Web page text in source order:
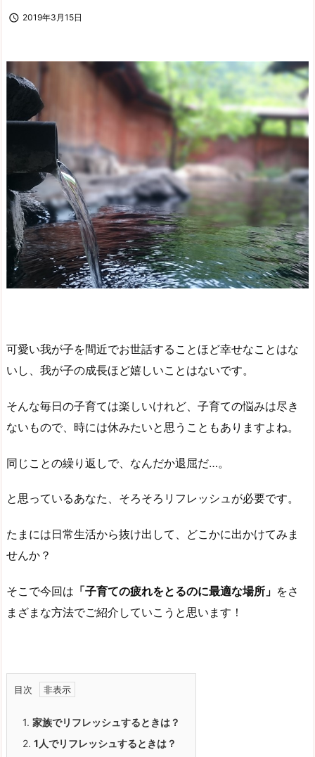
 2019年3月15日
可愛い我が子を間近でお世話することほど幸せなことはな
いし、我が子の成長ほど嬉しいことはないです。
そんな毎日の子育ては楽しいけれど、子育ての悩みは尽き
ないもので、時には休みたいと思うこともありますよね。
同じことの繰り返しで、なんだか退屈だ…。
と思っているあなた、そろそろリフレッシュが必要です。
たまには日常生活から抜け出して、どこかに出かけてみま
せんか？
そこで今回は 「子育ての疲れをとるのに最適な場所」 をさ
まざまな方法でご紹介していこうと思います！
目次
1. 家族でリフレッシュするときは？
2. 1人でリフレッシュするときは？